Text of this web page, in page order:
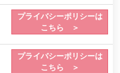
プライバシーポリシーは
こちら ＞
プライバシーポリシーは
こちら ＞